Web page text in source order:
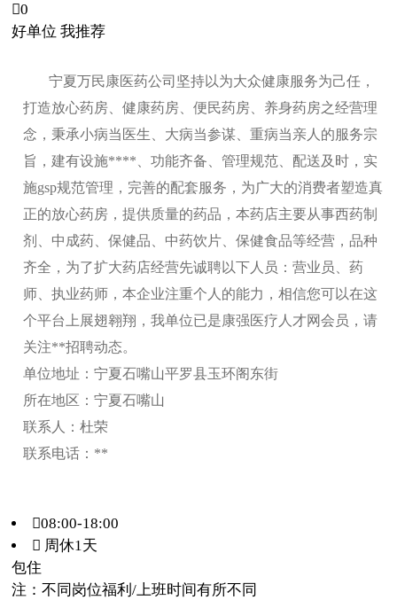
0
好单位 我推荐
宁夏万民康医药公司坚持以为大众健康服务为己任，
打造放心药房、健康药房、便民药房、养身药房之经营理
念，秉承小病当医生、大病当参谋、重病当亲人的服务宗
旨，建有设施****、功能齐备、管理规范、配送及时，实
施gsp规范管理，完善的配套服务，为广大的消费者塑造真
正的放心药房，提供质量的药品，本药店主要从事西药制
剂、中成药、保健品、中药饮片、保健食品等经营，品种
齐全，为了扩大药店经营先诚聘以下人员：营业员、药
师、执业药师，本企业注重个人的能力，相信您可以在这
个平台上展翅翱翔，我单位已是康强医疗人才网会员，请
关注**招聘动态。
单位地址：宁夏石嘴山平罗县玉环阁东街
所在地区：宁夏石嘴山
联系人：杜荣
联系电话：**
08:00-18:00
 周休1天
包住
注：不同岗位福利/上班时间有所不同